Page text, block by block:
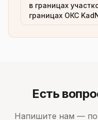
в границах
границах ОКС
Есть
Напишите нам —